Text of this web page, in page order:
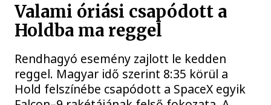
Valami óriási csapódott a
Holdba ma reggel
Rendhagyó esemény zajlott le kedden
reggel. Magyar idő szerint 8:35 körül a
Hold felszínébe csapódott a SpaceX egyik